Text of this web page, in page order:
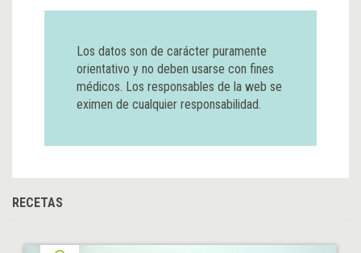
Los datos son de carácter puramente
orientativo y no deben usarse con fines
médicos. Los responsables de la web se
eximen de cualquier responsabilidad.
RECETAS